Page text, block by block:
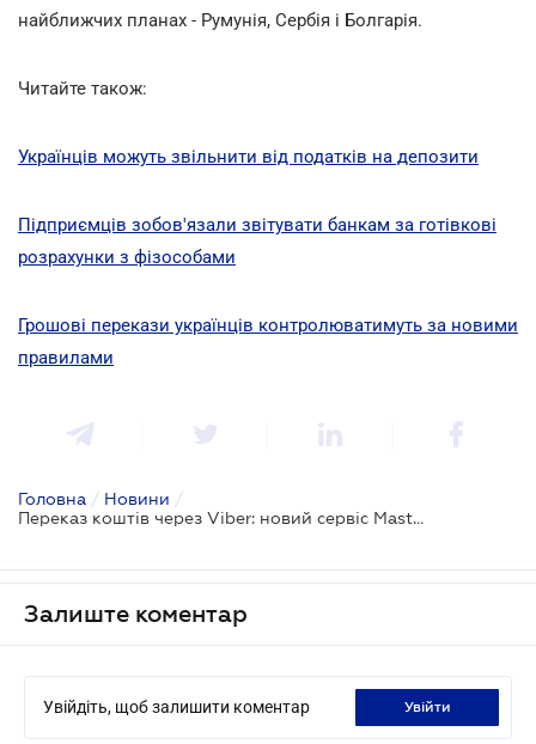
найближчих планах - Румунія, Сербія і Болгарія.
Читайте також:
Українців можуть звільнити від податків на депозити
Підприємців зобов'язали звітувати банкам за готівкові
розрахунки з фізособами
Грошові перекази українців контролюватимуть за новими
правилами
Головна / Новини /
Переказ коштів через Viber: новий сервіс Mastercard
Залиште коментар
Увійдіть, щоб залишити коментар увійти